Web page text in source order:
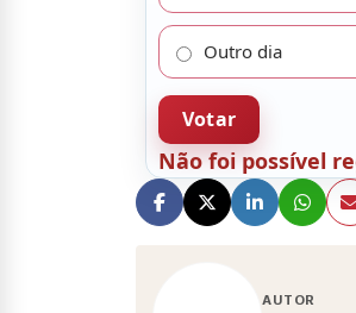
AUTOR
Outro dia
Votar
Não foi possível